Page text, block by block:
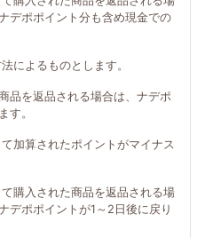
デポポイント分も含め現金での
によるものとします。
品を返品される場合は、ナデポ
す。
加算されたポイントがマイナス
購入された商品を返品される場
デポポイントが1～2日後に戻り